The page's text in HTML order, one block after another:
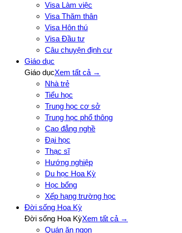
Visa Làm việc
Visa Thăm thân
Visa Hôn thú
Visa Đầu tư
Câu chuyện định cư
Giáo dục
Giáo dụcXem tất cả →
Nhà trẻ
Tiểu học
Trung học cơ sở
Trung học phổ thông
Cao đẳng nghề
Đại học
Thạc sĩ
Hướng nghiệp
Du học Hoa Kỳ
Học bổng
Xếp hạng trường học
Đời sống Hoa Kỳ
Đời sống Hoa KỳXem tất cả →
Quán ăn ngon